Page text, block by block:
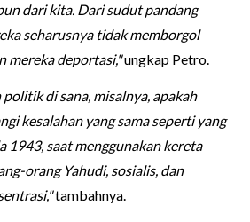
dari kita. Dari sudut pandang
seharusnya tidak memborgol
mereka deportasi,"ungkap Petro.
di sana, misalnya, apakah
kesalahan yang sama seperti yang
1943, saat menggunakan kereta
orang Yahudi, sosialis, dan
tambahnya.